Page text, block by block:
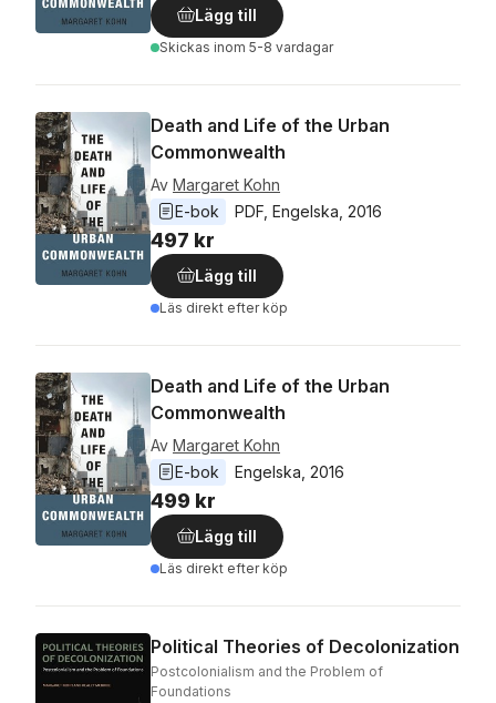
Lägg till
Skickas inom 5-8 vardagar
Death and Life of the Urban
Commonwealth
Av Margaret Kohn
E-bok
PDF Engelska 2016
497 kr
Lägg till
Läs direkt efter köp
Death and Life of the Urban
Commonwealth
Av Margaret Kohn
E-bok
Engelska 2016
499 kr
Lägg till
Läs direkt efter köp
Political Theories of Decolonization
Postcolonialism and the Problem of
Foundations